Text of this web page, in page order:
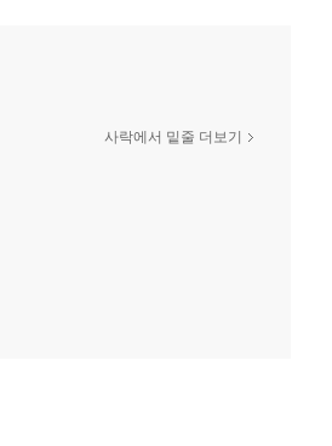
사락에서 밑줄 더보기